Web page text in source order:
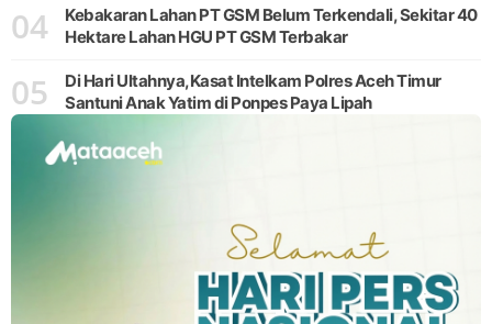
Kecamatan Beutong, Kabupaten
04
Kebakaran Lahan PT GSM Belum Terkendali, Sekitar 40
Hektare Lahan HGU PT GSM Terbakar
05
Di Hari Ultahnya,Kasat Intelkam Polres Aceh Timur
Santuni Anak Yatim di Ponpes Paya Lipah